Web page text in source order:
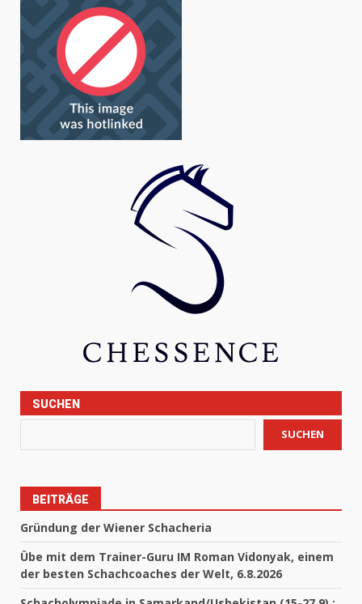
SUCHEN
SUCHEN
BEITRÄGE
Gründung der Wiener Schacheria
Übe mit dem Trainer-Guru IM Roman Vidonyak, einem
der besten Schachcoaches der Welt, 6.8.2026